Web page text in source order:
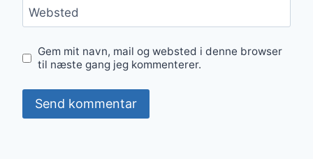
Websted
Gem mit navn, mail og websted i denne browser
til næste gang jeg kommenterer.